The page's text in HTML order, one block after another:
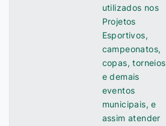
utilizados nos
Projetos
Esportivos,
campeonatos,
copas, torneios
e demais
eventos
municipais, e
assim atender